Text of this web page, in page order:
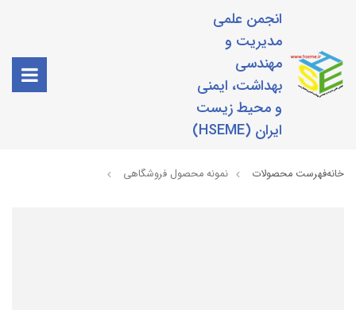
انجمن علمی
مدیریت و
مهندسی
بهداشت، ایمنی
و محیط زیست
ایران (HSEME)
خانهفهرست محصولات نمونه محصول فروشگاهی